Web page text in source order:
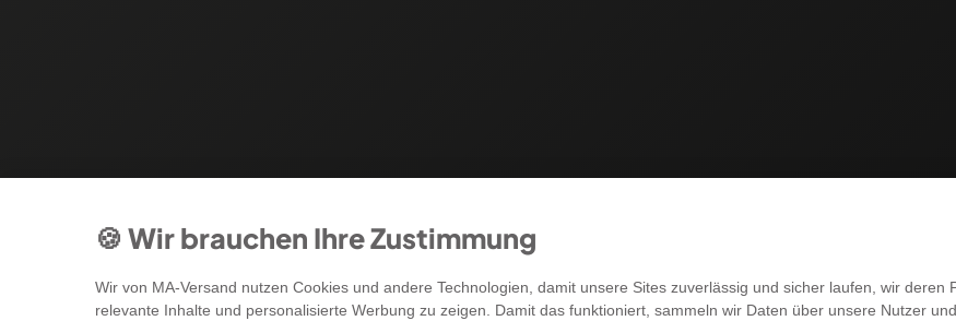
🍪 Wir brauchen Ihre Zustimmung
Wir von MA-Versand nutzen Cookies und andere Technologien, damit unsere Sites zuverlässig und sicher laufen, wir
relevante Inhalte und personalisierte Werbung zu zeigen. Damit das funktioniert, sammeln wir Daten über unsere Nutzer
RECHTLICHES